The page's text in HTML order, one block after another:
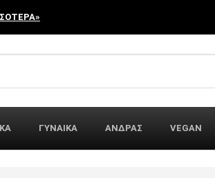
ΓΥΝΑΙΚΑ ΑΝΔΡΑΣ VEGAN